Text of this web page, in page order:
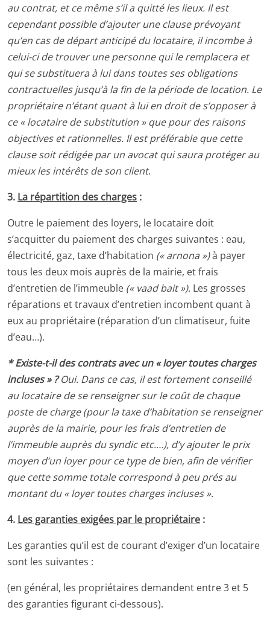
au contrat, et ce même s’il a quitté les lieux. Il est
cependant possible d’ajouter une clause prévoyant
qu’en cas de départ anticipé du locataire, il incombe à
celui-ci de trouver une personne qui le remplacera et
qui se substituera à lui dans toutes ses obligations
contractuelles jusqu’à la fin de la période de location. Le
propriétaire n’étant quant à lui en droit de s’opposer à
ce « locataire de substitution » que pour des raisons
objectives et rationnelles. Il est préférable que cette
clause soit rédigée par un avocat qui saura protéger au
mieux les intérêts de son client.
3. La répartition des charges :
Outre le paiement des loyers, le locataire doit
s’acquitter du paiement des charges suivantes : eau,
électricité, gaz, taxe d’habitation (« arnona »)à payer
tous les deux mois auprès de la mairie, et frais
d’entretien de l’immeuble (« vaad bait »). Les grosses
réparations et travaux d’entretien incombent quant à
eux au propriétaire (réparation d’un climatiseur, fuite
d’eau…).
* Existe-t-il des contrats avec un « loyer toutes charges
incluses » ?Oui. Dans ce cas, il est fortement conseillé
au locataire de se renseigner sur le coût de chaque
poste de charge (pour la taxe d’habitation se renseigner
auprès de la mairie, pour les frais d’entretien de
l’immeuble auprès du syndic etc.…), d’y ajouter le prix
moyen d’un loyer pour ce type de bien, afin de vérifier
que cette somme totale correspond à peu prés au
montant du « loyer toutes charges incluses ».
4. Les garanties exigées par le propriétaire :
Les garanties qu’il est de courant d’exiger d’un locataire
sont les suivantes :
(en général, les propriétaires demandent entre 3 et 5
des garanties figurant ci-dessous).